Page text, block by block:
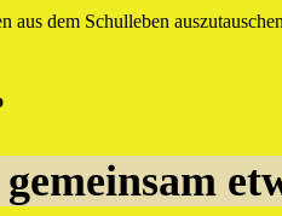
dem Schulleben